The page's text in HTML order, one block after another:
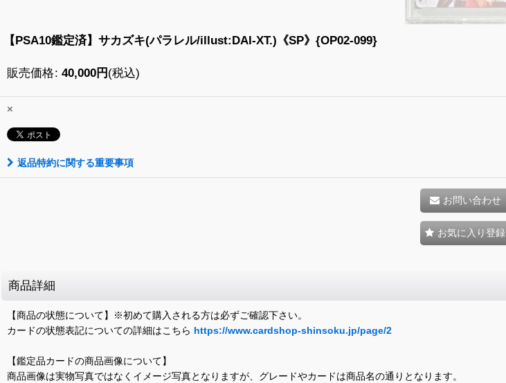
【PSA10鑑定済】サカズキ(パラレル/illust:DAI-XT.)《SP》{OP02-099}
販売価格: 40,000円 (税込)
×
返品特約に関する重要事項
お問い合わせ
お気に入り登録
商品詳細
【商品の状態について】※初めて購入される方は必ずご確認下さい。
カードの状態表記についての詳細はこちら https://www.cardshop-shinsoku.jp/page/2
【鑑定品カードの商品画像について】
商品画像は実物写真ではなくイメージ写真となりますが、グレードやカードは商品名の通りとなります。